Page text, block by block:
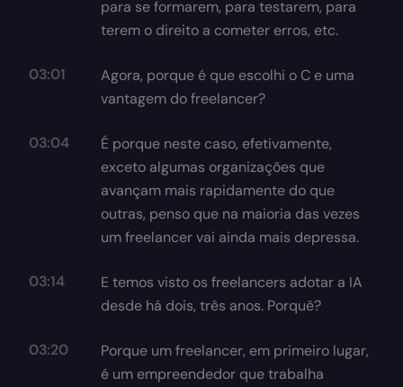
para se formarem, para testarem, para
terem o direito a cometer erros, etc.
03:01
Agora, porque é que escolhi o C e uma
vantagem do freelancer?
03:04
É porque neste caso, efetivamente,
exceto algumas organizações que
avançam mais rapidamente do que
outras, penso que na maioria das vezes
um freelancer vai ainda mais depressa.
03:14
E temos visto os freelancers adotar a IA
desde há dois, três anos. Porquê?
03:20
Porque um freelancer, em primeiro lugar,
é um empreendedor que trabalha